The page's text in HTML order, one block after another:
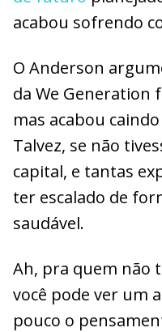
acabou sofrendo
O Anderson
da We Generation
mas acabou
Talvez, se não
capital, e tantas
ter escalado de
saudável.
Ah, pra quem não
você pode ver um
pouco o